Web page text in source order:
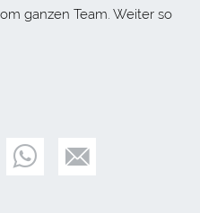
ganzen Team. Weiter so